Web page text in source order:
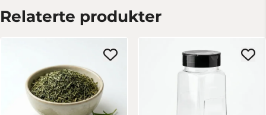
Relaterte produkter